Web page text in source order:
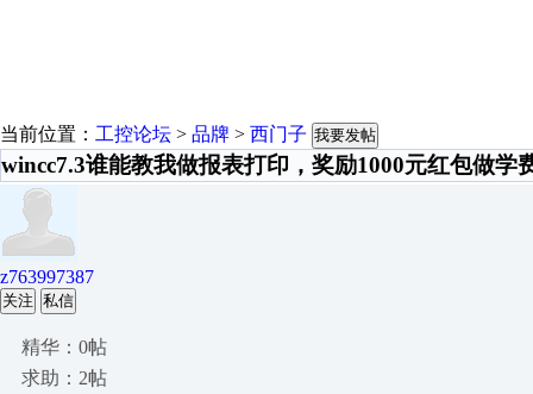
当前位置： 工控论坛 > 品牌 > 西门子 我要发帖
wincc7.3谁能教我做报表打印，奖励1000元红包做学
z763997387
关注 私信
精华：0帖
求助：2帖